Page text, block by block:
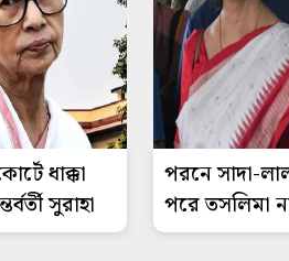
ধাক্কা
সুরাহা
পরনে সাদা-
পরে তসলিমা